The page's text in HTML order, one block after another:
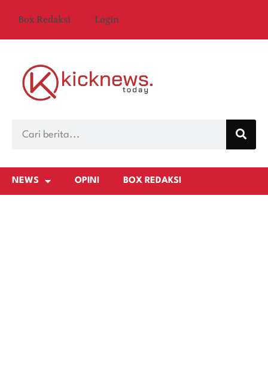
Box Redaksi Login
NEWS OPINI BOX REDAKSI